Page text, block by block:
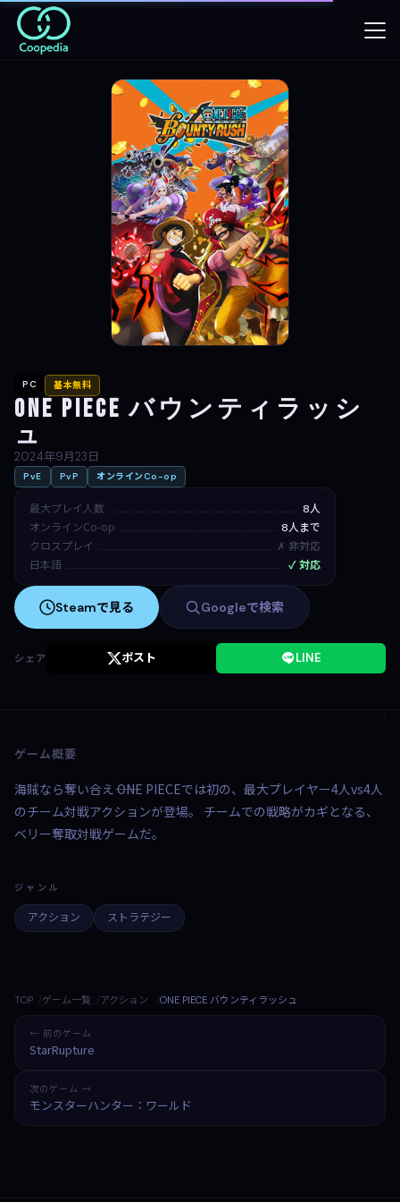
PC 基本無料
ONE PIECE バウンティラッシ
ュ
2024年9月23日
PvE PvP オンラインCo-op
最大プレイ人数 8人
オンラインCo-op 8人まで
クロスプレイ ✗ 非対応
日本語 ✓ 対応
Steamで見る Googleで検索
シェア ポスト LINE
ゲーム概要
海賊なら奪い合え―― ONE PIECEでは初の、最大プレイヤー4人vs4人
のチーム対戦アクションが登場。 チームでの戦略がカギとなる、
ベリー奪取対戦ゲームだ。
ジャンル
アクション ストラテジー
TOP ゲーム一覧 アクション ONE PIECE バウンティラッシュ
← 前のゲーム
StarRupture
次のゲーム →
モンスターハンター：ワールド